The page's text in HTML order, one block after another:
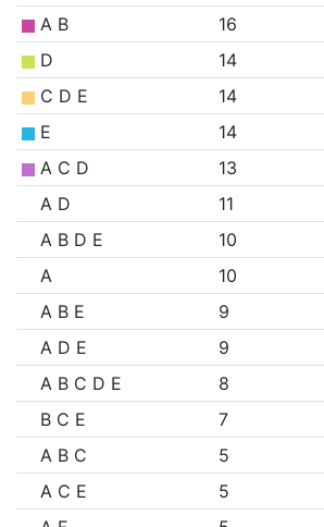
A B
16
D
14
C D E
14
E
14
A C D
13
A D
11
A B D E
10
A
10
A B E
9
A D E
9
A B C D E
8
B C E
7
A B C
5
A C E
5